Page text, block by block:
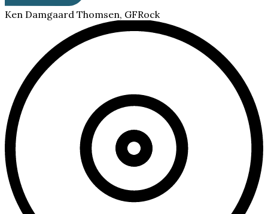
Ken Damgaard Thomsen, GFRock